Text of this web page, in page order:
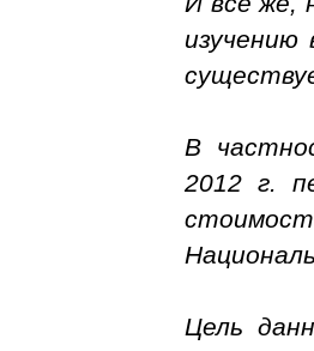
изучению
В
2012 г.
Цель